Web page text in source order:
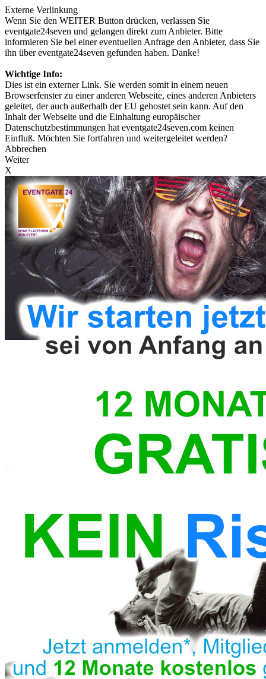
Externe Verlinkung
Wenn Sie den WEITER Button drücken, verlassen Sie
eventgate24seven und gelangen direkt zum Anbieter. Bitte
informieren Sie bei einer eventuellen Anfrage den Anbieter, dass Sie
ihn über eventgate24seven gefunden haben. Danke!
Wichtige Info:
Dies ist ein externer Link. Sie werden somit in einem neuen
Browserfenster zu einer anderen Webseite, eines anderen Anbieters
geleitet, der auch außerhalb der EU gehostet sein kann. Auf den
Inhalt der Webseite und die Einhaltung europäischer
Datenschutzbestimmungen hat eventgate24seven.com keinen
Einfluß. Möchten Sie fortfahren und weitergeleitet werden?
Abbrechen
Weiter
X